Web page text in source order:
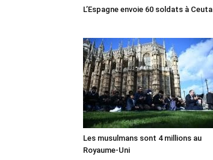
L’Espagne envoie 60 soldats à Ceuta
Les musulmans sont 4 millions au
Royaume-Uni